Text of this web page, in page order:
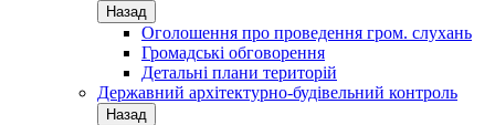
Назад
Оголошення про проведення гром. слухань
Громадські обговорення
Детальні плани територій
Державний архітектурно-будівельний контроль
Назад